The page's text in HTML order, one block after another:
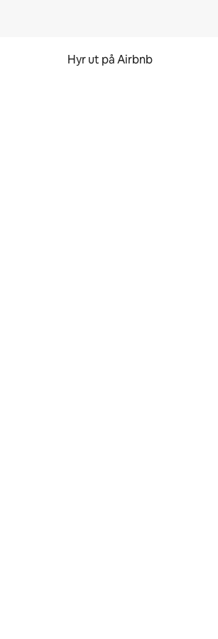
Hyr ut på Airbnb